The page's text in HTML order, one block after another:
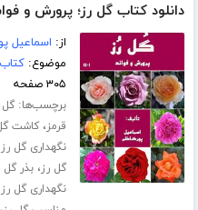
دانلود کتاب گل رز؛ پرورش و
از: اسماعیل
موضوع:
۳۰۵ صفحه
برچسب‌ها:گل
قرمز،کاشت
نگهداری گل
گل رز،بذر گل
نگهداری گل